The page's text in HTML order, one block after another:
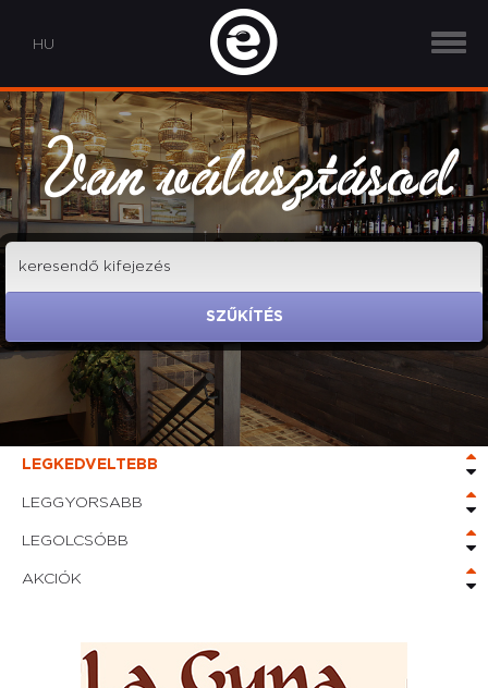
Van választásod
SZŰKÍTÉS
LEGKEDVELTEBB
LEGGYORSABB
LEGOLCSÓBB
AKCIÓK